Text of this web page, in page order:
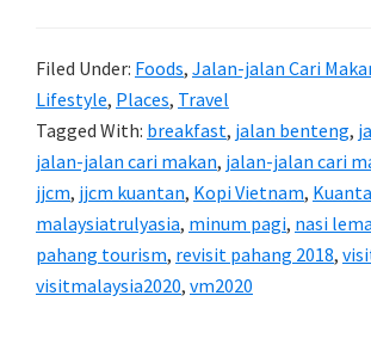
Filed Under: Foods, Jalan-jalan Cari
Lifestyle, Places, Travel
Tagged With: breakfast, jalan benteng,
jalan-jalan cari makan, jalan-jalan cari
jjcm, jjcm kuantan, Kopi Vietnam,
malaysiatrulyasia, minum pagi, nasi
pahang tourism, revisit pahang 2018,
visitmalaysia2020, vm2020